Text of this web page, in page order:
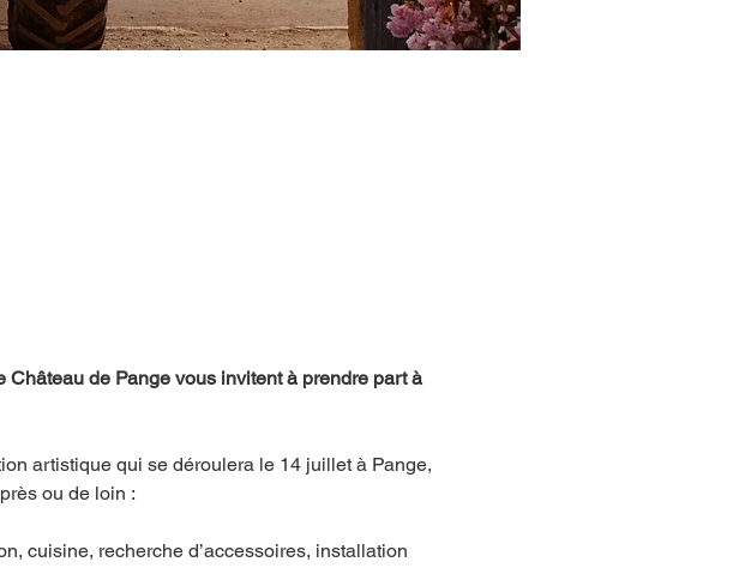
de Pange vous invitent à prendre part à
artistique qui se déroulera le 14 juillet à Pange,
ou de loin :
cuisine, recherche d’accessoires, installation